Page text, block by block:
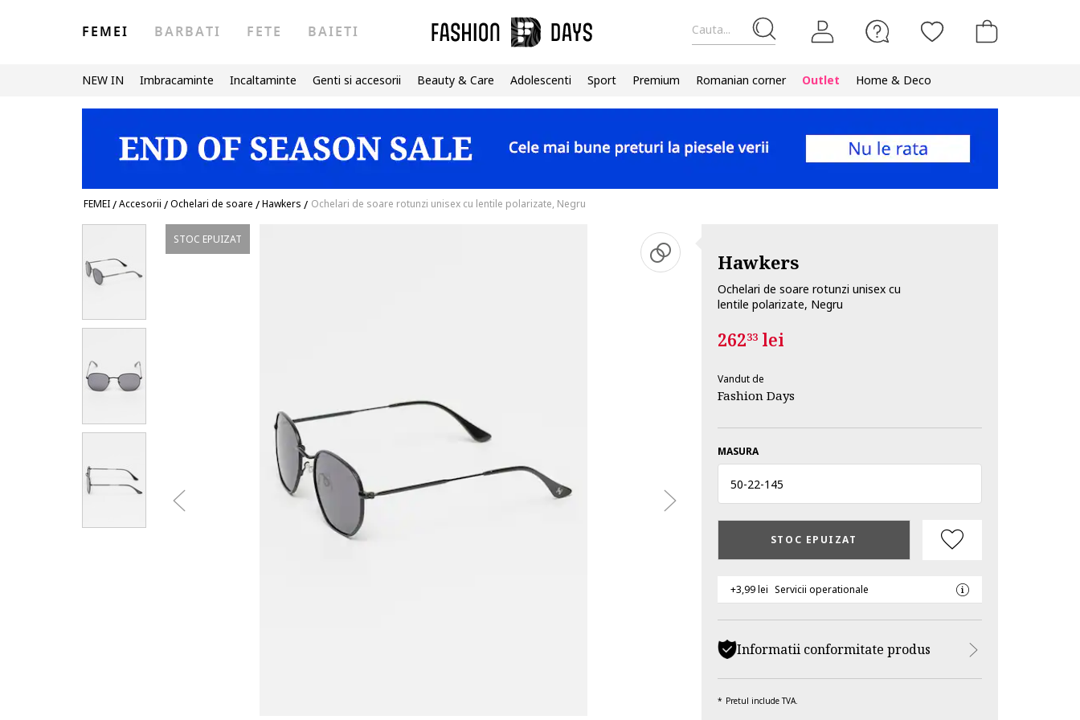
Cauta...
FEMEI BARBATI FETE BAIETI
NEW IN Imbracaminte Incaltaminte Genti si accesorii Beauty & Care Adolescenti Sport Premium Romanian corner Outlet Home & Deco
FEMEI/Accesorii /Ochelari de soare /Hawkers / Ochelari de soare rotunzi unisex cu lentile polarizate, Negru
STOC EPUIZAT
Hawkers
Ochelari de soare rotunzi unisex cu
lentile polarizate, Negru
26233lei
Vandut de
Fashion Days
MASURA
50-22-145
STOC EPUIZAT
+3,99 lei Servicii operationale
Informatii conformitate produs
Pretul include TVA.